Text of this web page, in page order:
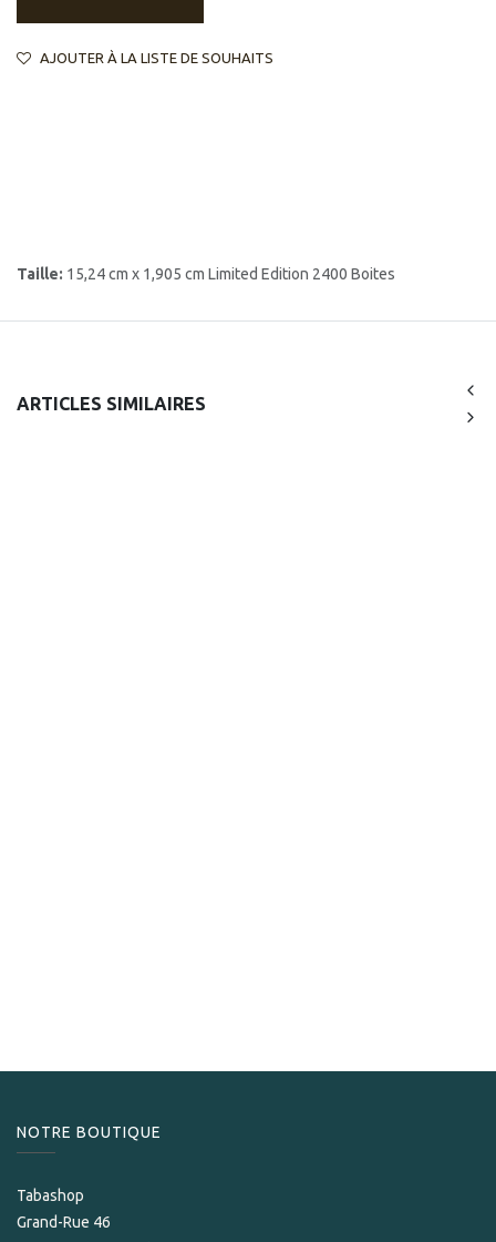
AJOUTER À LA LISTE DE SOUHAITS
Taille: 15,24 cm x 1,905 cm Limited Edition 2400 Boites
ARTICLES SIMILAIRES
NOTRE BOUTIQUE
Tabashop
Grand-Rue 46